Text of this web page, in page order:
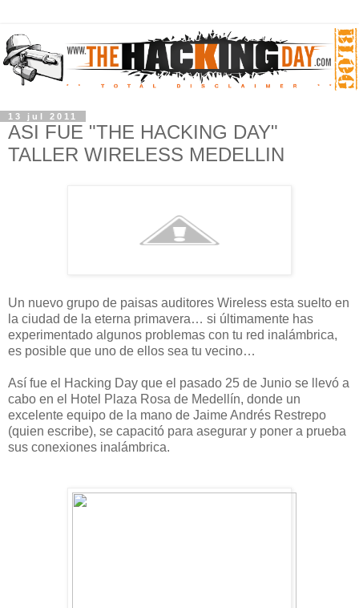
13 jul 2011
ASI FUE "THE HACKING DAY"
TALLER WIRELESS MEDELLIN
Un nuevo grupo de paisas auditores Wireless esta suelto en
la ciudad de la eterna primavera… si últimamente has
experimentado algunos problemas con tu red inalámbrica,
es posible que uno de ellos sea tu vecino…
Así fue el Hacking Day que el pasado 25 de Junio se llevó a
cabo en el Hotel Plaza Rosa de Medellín, donde un
excelente equipo de la mano de Jaime Andrés Restrepo
(quien escribe), se capacitó para asegurar y poner a prueba
sus conexiones inalámbrica.